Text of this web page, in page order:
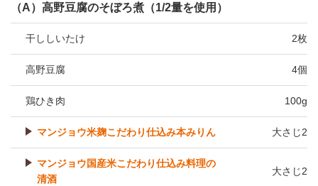
（A）高野豆腐のそぼろ煮（1/2量を使用）
干ししいたけ 2枚
高野豆腐 4個
鶏ひき肉 100g
マンジョウ米麹こだわり仕込み本みりん 大さじ2
マンジョウ国産米こだわり仕込み料理の
清酒
大さじ2